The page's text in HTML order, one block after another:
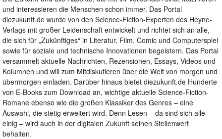
und interessieren die Menschen schon immer. Das Portal
diezukunft.de wurde von den Science-Fiction-Experten des Heyne-
Verlags mit großer Leidenschaft entwickelt und richtet sich an alle,
die sich für „Zukünftiges“ in Literatur, Film, Comic und Computerspiel
sowie für soziale und technische Innovationen begeistern. Das Portal
versammelt aktuelle Nachrichten, Rezensionen, Essays, Videos und
Kolumnen und will zum Mitdiskutieren über die Welt von morgen und
übermorgen einladen. Darüber hinaus bietet diezukunft.de Hunderte
von E-Books zum Download an, wichtige aktuelle Science-Fiction-
Romane ebenso wie die großen Klassiker des Genres – eine
Auswahl, die stetig erweitert wird. Denn Lesen – da sind sich alle
einig – wird auch in der digitalen Zukunft seinen Stellenwert
behalten.